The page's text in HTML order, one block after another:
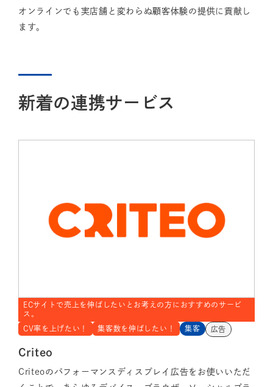
オンラインでも実店舗と変わらぬ顧客体験の提供に貢献し
ます。
新着の連携サービス
ECサイトで売上を伸ばしたいとお考えの方におすすめのサービ
ス。
CV率を上げたい！
集客数を伸ばしたい！ 集客 広告
Criteo
Criteoのパフォーマンスディスプレイ広告をお使いいただ